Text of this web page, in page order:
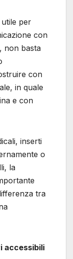
per
con
non basta
con
in quale
e con
inserti
o
la
tra
accessibili